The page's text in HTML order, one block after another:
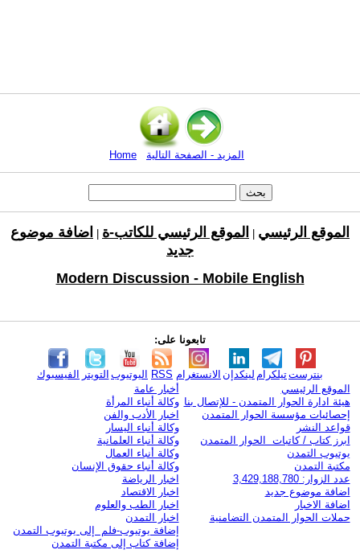
Home المزيد - الصفحة التالية
الموقع الرئيسي الموقع الرئيسي للكاتب-ة
اضافة موضوع
جديد
Modern Discussion - Mobile English
تابعونا على:
الفيسبوك التويتر اليوتيوب RSS الانستغرام لينكدإن تيلكرامبنترست
الموقع الرئيسي
هيئة ادارة الحوار المتمدن - للإتصال بنا
إحصائيات مؤسسة الحوار المتمدن
قواعد النشر
ابرز كتاب / كاتبات الحوار المتمدن
يوتيوب التمدن
مكتبة التمدن
عدد الزوار: 3,429,188,780
اضافة موضوع جديد
اضافة الاخبار
حملات الحوار المتمدن التضامنية
أخبار عامة
وكالة أنباء المرأة
اخبار الأدب والفن
وكالة أنباء اليسار
وكالة أنباء العلمانية
وكالة أنباء العمال
وكالة أنباء حقوق الإنسان
اخبار الرياضة
اخبار الاقتصاد
اخبار الطب والعلوم
اخبار التمدن
إضافة يوتيوب-فلم إلى يوتيوب التمدن
إضافة كتاب إلى مكتبة التمدن